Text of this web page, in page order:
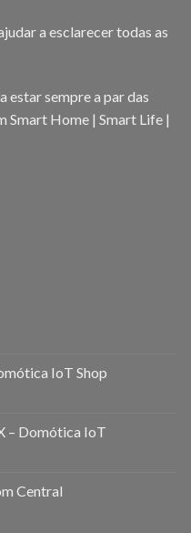
a esclarecer todas as
estar sempre a par das
Smart Home | Smart Life |
IoT Shop
– Domótica IoT
Central